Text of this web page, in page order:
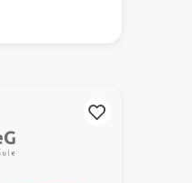
Merken